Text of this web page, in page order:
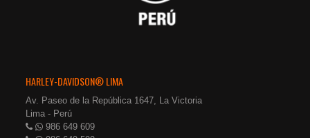
HARLEY-DAVIDSON® LIMA
Av. Paseo de la República 1647, La Victoria
Lima - Perú
986 649 609